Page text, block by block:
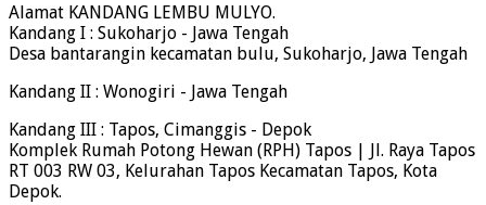
Alamat KANDANG LEMBU MULYO.
Kandang I : Sukoharjo - Jawa Tengah
Desa bantarangin kecamatan bulu, Sukoharjo, Jawa Tengah
Kandang II : Wonogiri - Jawa Tengah
Kandang III : Tapos, Cimanggis - Depok
Komplek Rumah Potong Hewan (RPH) Tapos | Jl. Raya Tapos
RT 003 RW 03, Kelurahan Tapos Kecamatan Tapos, Kota
Depok.